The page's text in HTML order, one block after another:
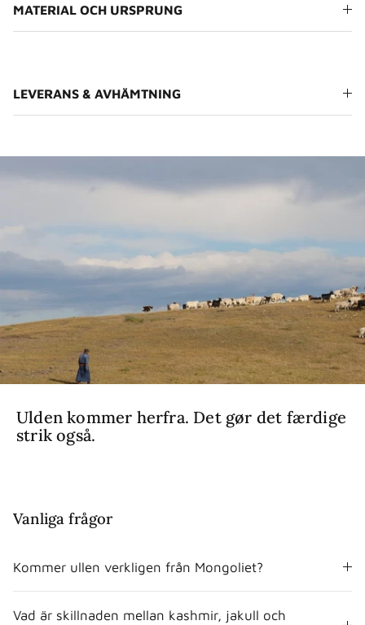
MATERIAL OCH URSPRUNG
LEVERANS & AVHÄMTNING
Ulden kommer herfra. Det gør det færdige
strik også.
Vanliga frågor
Kommer ullen verkligen från Mongoliet?
Vad är skillnaden mellan kashmir, jakull och